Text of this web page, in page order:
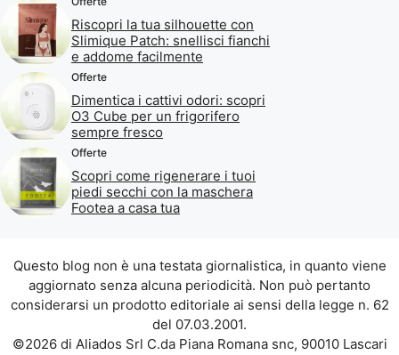
Riscopri la tua silhouette con
Slimique Patch: snellisci fianchi
e addome facilmente
Offerte
Dimentica i cattivi odori: scopri
O3 Cube per un frigorifero
sempre fresco
Offerte
Scopri come rigenerare i tuoi
piedi secchi con la maschera
Footea a casa tua
Questo blog non è una testata giornalistica, in quanto viene
aggiornato senza alcuna periodicità. Non può pertanto
considerarsi un prodotto editoriale ai sensi della legge n. 62
del 07.03.2001.
©2026 di Aliados Srl C.da Piana Romana snc, 90010 Lascari